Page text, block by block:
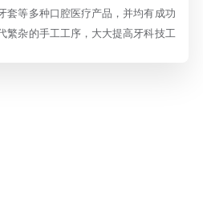
套等多种口腔医疗产品，并均有成功
繁杂的手工工序，大大提高牙科技工